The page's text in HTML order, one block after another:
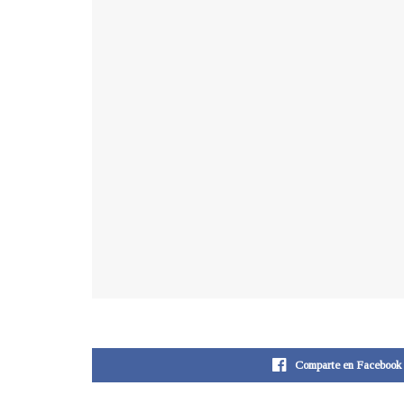
Comparte en Facebook